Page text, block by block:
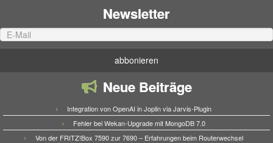
Newsletter
Neue Beiträge
Integration von OpenAI in Joplin via Jarvis-Plugin
Fehler bei Wekan-Upgrade mit MongoDB 7.0
Von der FRITZ!Box 7590 zur 7690 – Erfahrungen beim Routerwechsel